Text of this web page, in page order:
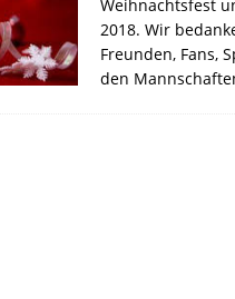
Weihnachtsfest
2018. Wir
Freunden, Fans,
den